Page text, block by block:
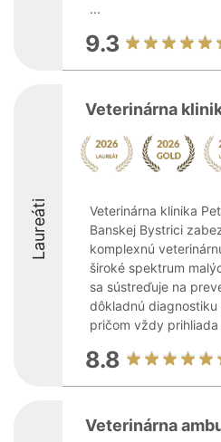
...
9.3
Laureáti
Veterinárna
Veterinárna klinika
Banskej Bystrici
komplexnú
široké spektrum
sa sústreďuje na
dôkladnú diagnostiku
pričom vždy prihliada
8.8
Veterinárna